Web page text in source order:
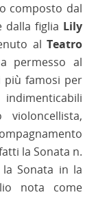
composto dal
dalla figlia Lily
al Teatro
permesso al
più famosi per
violoncellista,
la Sonata n.
la Sonata in la
nota come